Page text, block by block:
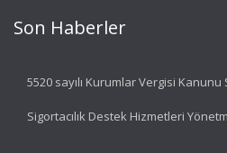
Son Haberler
5520 sayılı Kurumlar Vergisi
Sigortacılık Destek Hizmetleri